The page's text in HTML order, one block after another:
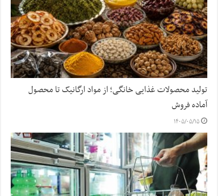
تولید محصولات غذایی خانگی؛ از مواد ارگانیک تا محصول
آماده فروش
۱۴۰۵/۰۵/۱۵